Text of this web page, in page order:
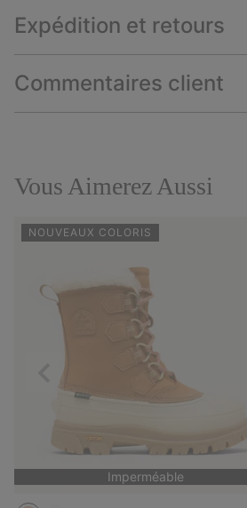
Expédition et retours
Commentaires client
Vous Aimerez Aussi
NOUVEAUX COLORIS
Imperméable